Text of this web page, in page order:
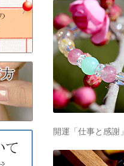
開運「仕事と感謝」